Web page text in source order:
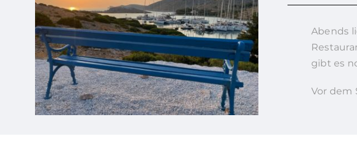
Abends
gibt es
Vor dem